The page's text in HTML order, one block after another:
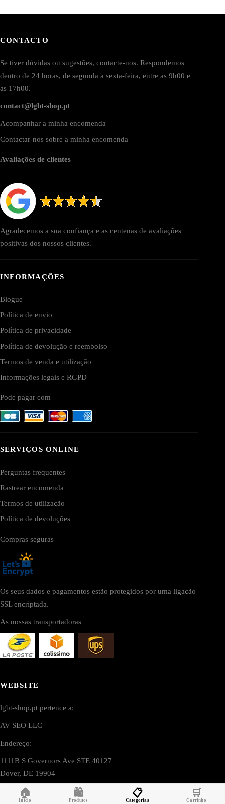
CONTACTO
Se tiver dúvidas ou sugestões, contacte-nos. Respondemos
dentro de 24 horas, de segunda a sexta-feira, entre as 9h00 e
as 17h00.
contact@lgbt-shop.pt
Acompanhar a minha encomenda
Contactar-nos sobre a minha encomenda
Avaliações de clientes
Agradecemos a sua confiança e as centenas de avaliações
positivas dos nossos clientes.
INFORMAÇÕES
Blogue
Política de envio
Política de privacidade
Política de devolução e reembolso
Termos de venda e utilização
Informações legais e RGPD
Pode pagar com
SERVIÇOS ONLINE
Perguntas frequentes
Rastrear encomenda
Termos de utilização
Política de devoluções
Compras seguras
Os seus dados e pagamentos estão protegidos por uma ligação
SSL encriptada.
As nossas transportadoras
WEBSITE
lgbt-shop.pt pertence a:
AV SEO LLC
Endereço:
1111B S Governors Ave STE 40127
Dover, DE 19904
EUA (USA)
🏠
Início
🛍️
Produtos
📋
Categorias
🛒
Carrinho